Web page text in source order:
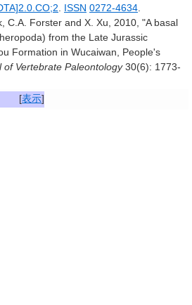
. ISSN 0272-4634.
C.A. Forster and X. Xu, 2010, "A basal
from the Late Jurassic
Formation in Wucaiwan, People's
of Vertebrate Paleontology 30(6): 1773-
[表示]